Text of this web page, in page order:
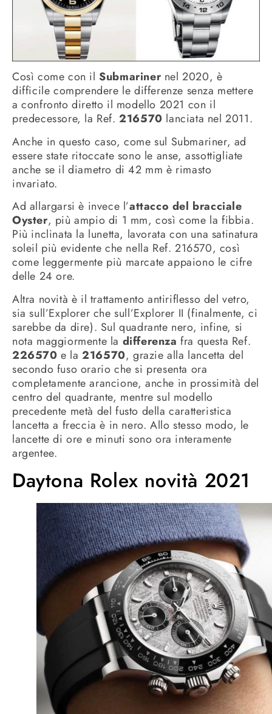
Così come con ilSubmarinernel 2020, è
difficile comprendere le differenze senza mettere
a confronto diretto il modello 2021 con il
predecessore, la Ref.216570 lanciata nel 2011.
Anche in questo caso, come sul Submariner, ad
essere state ritoccate sono le anse, assottigliate
anche se il diametro di 42 mm è rimasto
invariato.
Ad allargarsi è invece l’attacco del bracciale
Oyster, più ampio di 1 mm, così come la fibbia.
Più inclinata la lunetta, lavorata con una satinatura
soleil più evidente che nella Ref. 216570, così
come leggermente più marcate appaiono le cifre
delle 24 ore.
Altra novità è il trattamento antiriflesso del vetro,
sia sull’Explorer che sull’Explorer II (finalmente, ci
sarebbe da dire). Sul quadrante nero, infine, si
nota maggiormente la differenza fra questa Ref.
226570 e la216570, grazie alla lancetta del
secondo fuso orario che si presenta ora
completamente arancione, anche in prossimità del
centro del quadrante, mentre sul modello
precedente metà del fusto della caratteristica
lancetta a freccia è in nero. Allo stesso modo, le
lancette di ore e minuti sono ora interamente
argentee.
Daytona Rolex novità 2021